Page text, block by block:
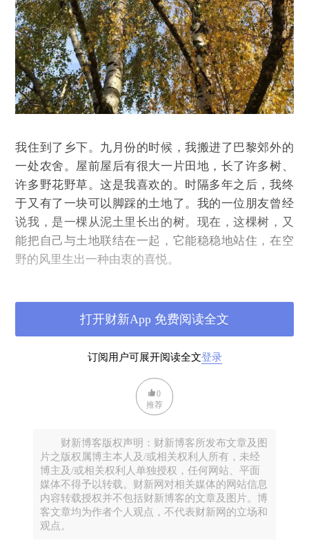
我住到了乡下。九月份的时候，我搬进了巴黎郊外的
一处农舍。屋前屋后有很大一片田地，长了许多树、
许多野花野草。这是我喜欢的。时隔多年之后，我终
于又有了一块可以脚踩的土地了。我的一位朋友曾经
说我，是一棵从泥土里长出的树。现在，这棵树，又
能把自己与土地联结在一起，它能稳稳地站住，在空
野的风里生出一种由衷的喜悦。
秋天变得极为丰富，由绿而黄，最后变成了淡金。这
时候，叶片也就从丰润变得单薄，在阳光的照耀下，
几乎透明起来。而后，它们就开始一片片地飘落了。
满院子都是。屋顶、窗台、草地，甚至客厅里也飘了
几片进来。而白桦树呢，从丰腴也变得瘦削了。虽然
只是一个秋天，我已经看到时间对它们做了怎样的改
变。而它们在时光的吹打之下，从来不曾失去自己的
个小时坐在屋门口看它们。
白桦的叶子很小，像微型的宝塔，或者一棵二维的圣
诞树，浓缩成了只有拇指那么大。随着秋意的加深，
深绿的白桦树叶，从锯齿的边缘慢慢染上了一层金
黄，再一点点地扩展开来，渐渐使整片叶子都成为淡
订阅用户可展开阅读全文登录
打开财新App 免费阅读全文
0
推荐
财新博客版权声明：财新博客所发布文章及图
片之版权属博主本人及/或相关权利人所有，未经
博主及/或相关权利人单独授权，任何网站、平面
媒体不得予以转载。财新网对相关媒体的网站信息
内容转载授权并不包括财新博客的文章及图片。博
客文章均为作者个人观点，不代表财新网的立场和
观点。